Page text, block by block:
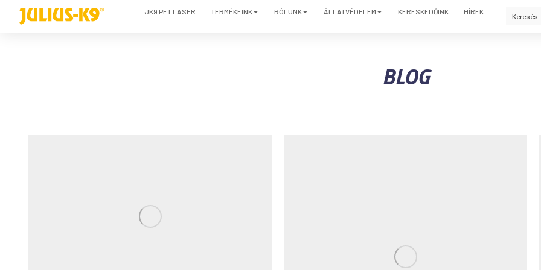
JK9 PET LASER TERMÉKEINK RÓLUNK ÁLLATVÉDELEM KERESKEDŐINK HÍREK
BLOG